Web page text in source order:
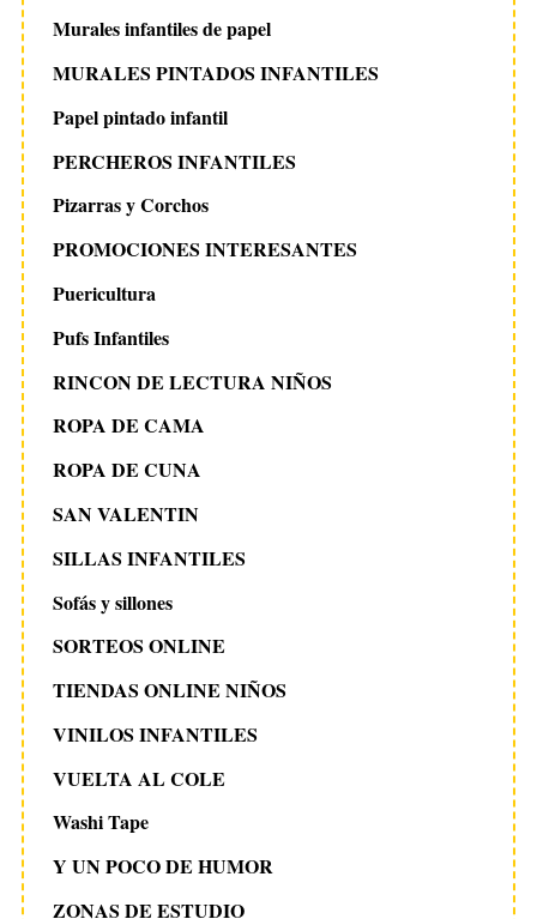
Murales infantiles de papel
MURALES PINTADOS INFANTILES
Papel pintado infantil
PERCHEROS INFANTILES
Pizarras y Corchos
PROMOCIONES INTERESANTES
Puericultura
Pufs Infantiles
RINCON DE LECTURA NIÑOS
ROPA DE CAMA
ROPA DE CUNA
SAN VALENTIN
SILLAS INFANTILES
Sofás y sillones
SORTEOS ONLINE
TIENDAS ONLINE NIÑOS
VINILOS INFANTILES
VUELTA AL COLE
Washi Tape
Y UN POCO DE HUMOR
ZONAS DE ESTUDIO